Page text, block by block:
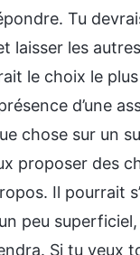
Tu
laisser les
le choix le
d’une
chose sur un
proposer des
Il pourrait
peu
Si tu veux